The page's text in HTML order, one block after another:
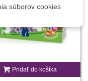
Pridať do košíka
súborov cookies